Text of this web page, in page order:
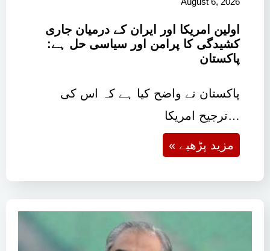
اولین امریکا اور ایران کے درمیان جاری
کشیدگی کا پرامن اور سیاسی حل ہے:
پاکستان
پاکستان نے واضح کیا ہے کہ اس کی
ترجیح امریکا…
« مزید پڑھیے